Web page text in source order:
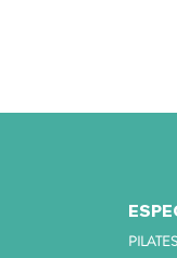
PILATES